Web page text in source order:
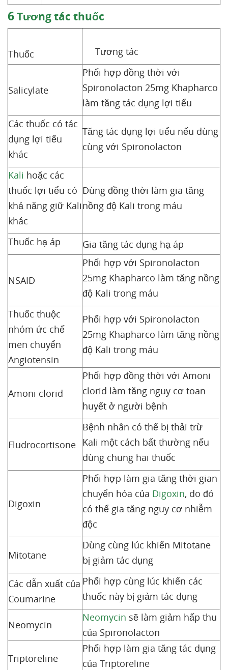
6Tương tác thuốc
Thuốc Tương tác
Salicylate
Phối hợp đồng thời với
Spironolacton 25mg Khapharco
làm tăng tác dụng lợi tiểu
Các thuốc có tác
dụng lợi tiểu
khác
Tăng tác dụng lợi tiểu nếu dùng
cùng với Spironolacton
Kali hoặc các
thuốc lợi tiểu có
khả năng giữ Kali
khác
Dùng đồng thời làm gia tăng
nồng độ Kali trong máu
Thuốc hạ áp Gia tăng tác dụng hạ áp
NSAID
Phối hợp với Spironolacton
25mg Khapharco làm tăng nồng
độ Kali trong máu
Thuốc thuộc
nhóm ức chế
men chuyển
Angiotensin
Phối hợp với Spironolacton
25mg Khapharco làm tăng nồng
độ Kali trong máu
Amoni clorid
Phối hợp đồng thời với Amoni
clorid làm tăng nguy cơ toan
huyết ở người bệnh
Fludrocortisone
Bệnh nhân có thể bị thải trừ
Kali một cách bất thường nếu
dùng chung hai thuốc
Digoxin
Phối hợp làm gia tăng thời gian
chuyển hóa của Digoxin, do đó
có thể gia tăng nguy cơ nhiễm
độc
Mitotane
Dùng cùng lúc khiến Mitotane
bị giảm tác dụng
Các dẫn xuất của
Coumarine
Phối hợp cùng lúc khiến các
thuốc này bị giảm tác dụng
Neomycin
Neomycin sẽ làm giảm hấp thu
của Spironolacton
Triptoreline
Phối hợp làm gia tăng tác dụng
của Triptoreline